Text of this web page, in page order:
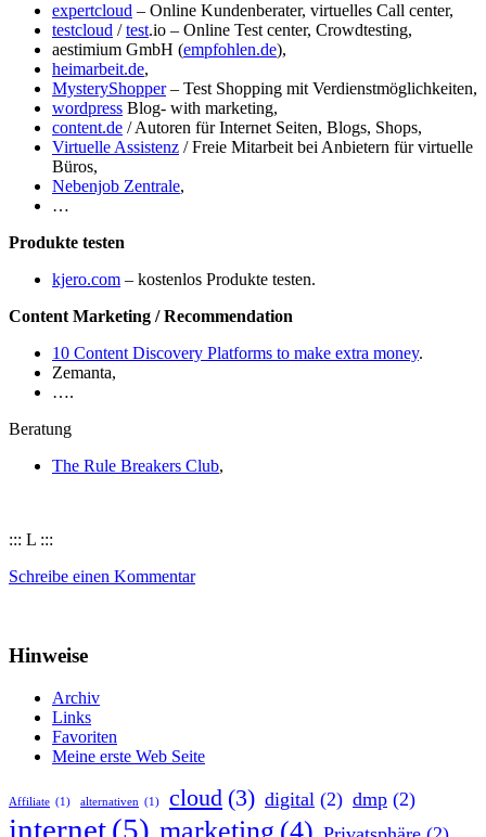
expertcloud – Online Kundenberater, virtuelles Call center,
testcloud /test.io – Online Test center, Crowdtesting,
aestimium GmbH (empfohlen.de),
heimarbeit.de,
MysteryShopper– Test Shopping mit Verdienstmöglichkeiten,
wordpress Blog- with marketing,
content.de / Autoren für Internet Seiten, Blogs, Shops,
Virtuelle Assistenz / Freie Mitarbeit bei Anbietern für virtuelle
Büros,
Nebenjob Zentrale,
…
Produkte testen
kjero.com – kostenlos Produkte testen.
Content Marketing / Recommendation
10 Content Discovery Platforms to make extra money.
Zemanta,
….
Beratung
The Rule Breakers Club,
::: L :::
Schreibe einen Kommentar
Hinweise
Archiv
Links
Favoriten
Meine erste Web Seite
Affiliate (1) alternativen (1) cloud (3) digital (2) dmp (2)
internet(5)